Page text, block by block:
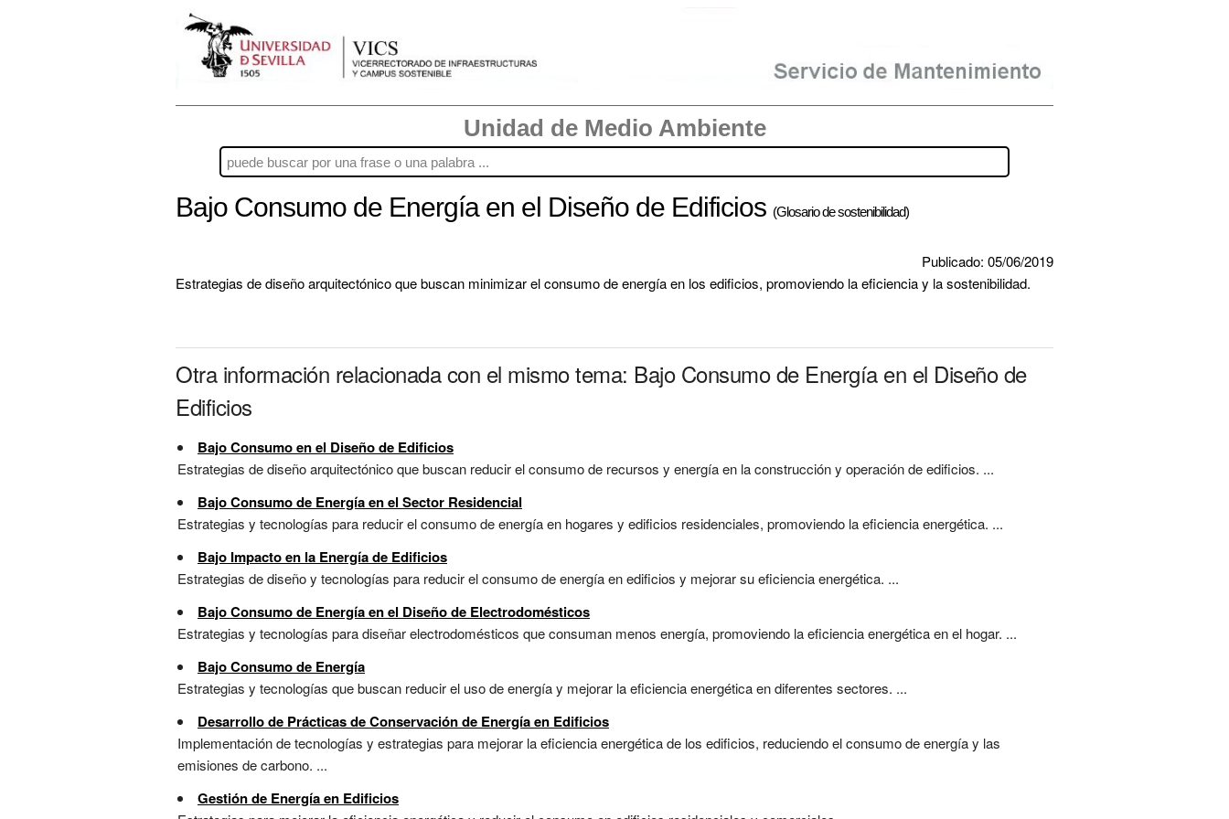
Unidad de Medio Ambiente
Bajo Consumo de Energía en el Diseño de Edificios (Glosario de sostenibilidad)
Publicado: 05/06/2019
Estrategias de diseño arquitectónico que buscan minimizar el consumo de energía en los edificios, promoviendo la eficiencia y la sostenibilidad.
Otra información relacionada con el mismo tema: Bajo Consumo de Energía en el Diseño de
Edificios
Bajo Consumo en el Diseño de Edificios
Estrategias de diseño arquitectónico que buscan reducir el consumo de recursos y energía en la construcción y operación de edificios. ...
Bajo Consumo de Energía en el Sector Residencial
Estrategias y tecnologías para reducir el consumo de energía en hogares y edificios residenciales, promoviendo la eficiencia energética. ...
Bajo Impacto en la Energía de Edificios
Estrategias de diseño y tecnologías para reducir el consumo de energía en edificios y mejorar su eficiencia energética. ...
Bajo Consumo de Energía en el Diseño de Electrodomésticos
Estrategias y tecnologías para diseñar electrodomésticos que consuman menos energía, promoviendo la eficiencia energética en el hogar. ...
Bajo Consumo de Energía
Estrategias y tecnologías que buscan reducir el uso de energía y mejorar la eficiencia energética en diferentes sectores. ...
Desarrollo de Prácticas de Conservación de Energía en Edificios
Implementación de tecnologías y estrategias para mejorar la eficiencia energética de los edificios, reduciendo el consumo de energía y las
emisiones de carbono. ...
Gestión de Energía en Edificios